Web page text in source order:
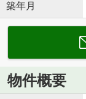
築年月
物件概要